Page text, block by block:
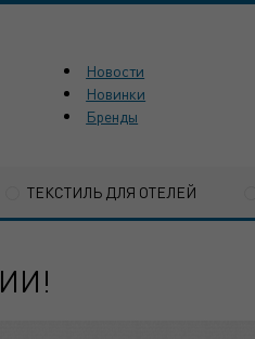
Новости
Новинки
Бренды
ТЕКСТИЛЬ ДЛЯ ОТЕЛЕЙ